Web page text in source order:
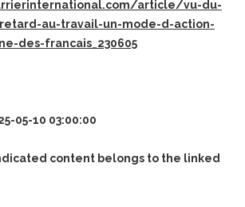
article/vu-du-
au-travail-un-mode-d-action-
des-francais_230605
05-10 03:00:00
content belongs to the linked